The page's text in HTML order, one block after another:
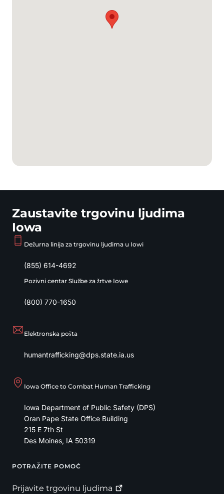
Zaustavite trgovinu ljudima
Iowa
Dežurna linija za trgovinu ljudima u Iowi
(855) 614-4692
Pozivni centar Službe za žrtve Iowe
(800) 770-1650
Elektronska pošta
humantrafficking@dps.state.ia.us
Iowa Office to Combat Human Trafficking
Iowa Department of Public Safety (DPS)
Oran Pape State Office Building
215 E 7th St
Des Moines, IA 50319
Footer
POTRAŽITE POMOĆ
Prijavite trgovinu ljudima